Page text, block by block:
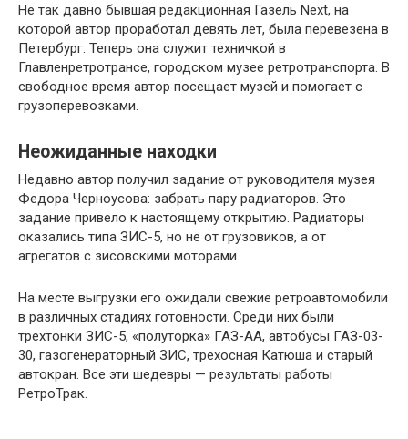
Не так давно бывшая редакционная Газель Next, на
которой автор проработал девять лет, была перевезена в
Петербург. Теперь она служит техничкой в
Главленретротрансе, городском музее ретротранспорта. В
свободное время автор посещает музей и помогает с
грузоперевозками.
Неожиданные находки
Недавно автор получил задание от руководителя музея
Федора Черноусова: забрать пару радиаторов. Это
задание привело к настоящему открытию. Радиаторы
оказались типа ЗИС-5, но не от грузовиков, а от
агрегатов с зисовскими моторами.
На месте выгрузки его ожидали свежие ретроавтомобили
в различных стадиях готовности. Среди них были
трехтонки ЗИС-5, «полуторка» ГАЗ-АА, автобусы ГАЗ-03-
30, газогенераторный ЗИС, трехосная Катюша и старый
автокран. Все эти шедевры — результаты работы
РетроТрак.